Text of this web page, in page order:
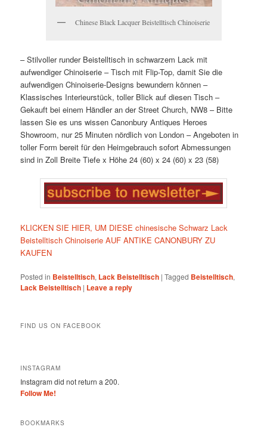
Chinese Black Lacquer Beistelltisch Chinoiserie
– Stilvoller runder Beistelltisch in schwarzem Lack mit
aufwendiger Chinoiserie – Tisch mit Flip-Top, damit Sie die
aufwendigen Chinoiserie-Designs bewundern können –
Klassisches Interieurstück, toller Blick auf diesen Tisch –
Gekauft bei einem Händler an der Street Church, NW8 – Bitte
lassen Sie es uns wissen Canonbury Antiques Heroes
Showroom, nur 25 Minuten nördlich von London – Angeboten in
toller Form bereit für den Heimgebrauch sofort Abmessungen
sind in Zoll Breite Tiefe x Höhe 24 (60) x 24 (60) x 23 (58)
KLICKEN SIE HIER, UM DIESE chinesische Schwarz Lack
Beistelltisch Chinoiserie AUF ANTIKE CANONBURY ZU
KAUFEN
Posted in Beistelltisch, Lack Beistelltisch |Tagged Beistelltisch,
Lack Beistelltisch | Leave a reply
FIND US ON FACEBOOK
INSTAGRAM
Instagram did not return a 200.
Follow Me!
BOOKMARKS